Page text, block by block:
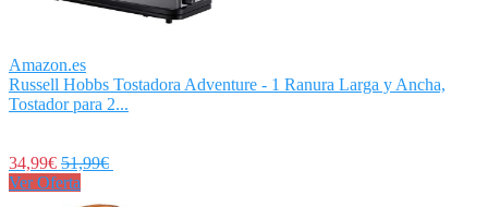
Amazon.es
Russell Hobbs Tostadora Adventure - 1 Ranura Larga y Ancha,
Tostador para 2...
34,99€ 51,99€
Ver Oferta